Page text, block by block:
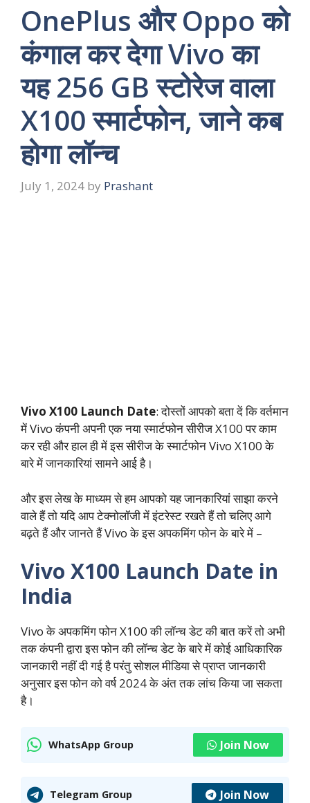
OnePlus और Oppo को
कंगाल कर देगा Vivo का
यह 256 GB स्टोरेज वाला
X100 स्मार्टफोन, जाने कब
होगा लॉन्च
July 1, 2024 by Prashant
Vivo X100 Launch Date: दोस्तों आपको बता दें कि वर्तमान
में Vivo कंपनी अपनी एक नया स्मार्टफोन सीरीज X100 पर काम
कर रही और हाल ही में इस सीरीज के स्मार्टफोन Vivo X100 के
बारे में जानकारियां सामने आई है।
और इस लेख के माध्यम से हम आपको यह जानकारियां साझा करने
वाले हैं तो यदि आप टेक्नोलॉजी में इंटरेस्ट रखते हैं तो चलिए आगे
बढ़ते हैं और जानते हैं Vivo के इस अपकमिंग फोन के बारे में –
Vivo X100 Launch Date in
India
Vivo के अपकमिंग फोन X100 की लॉन्च डेट की बात करें तो अभी
तक कंपनी द्वारा इस फोन की लॉन्च डेट के बारे में कोई आधिकारिक
जानकारी नहीं दी गई है परंतु सोशल मीडिया से प्राप्त जानकारी
अनुसार इस फोन को वर्ष 2024 के अंत तक लांच किया जा सकता
है।
WhatsApp Group Join Now
Telegram Group Join Now